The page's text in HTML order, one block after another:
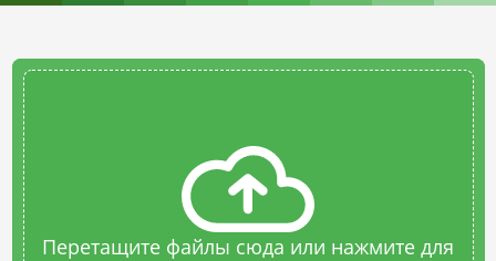
Перетащите файлы сюда или нажмите для